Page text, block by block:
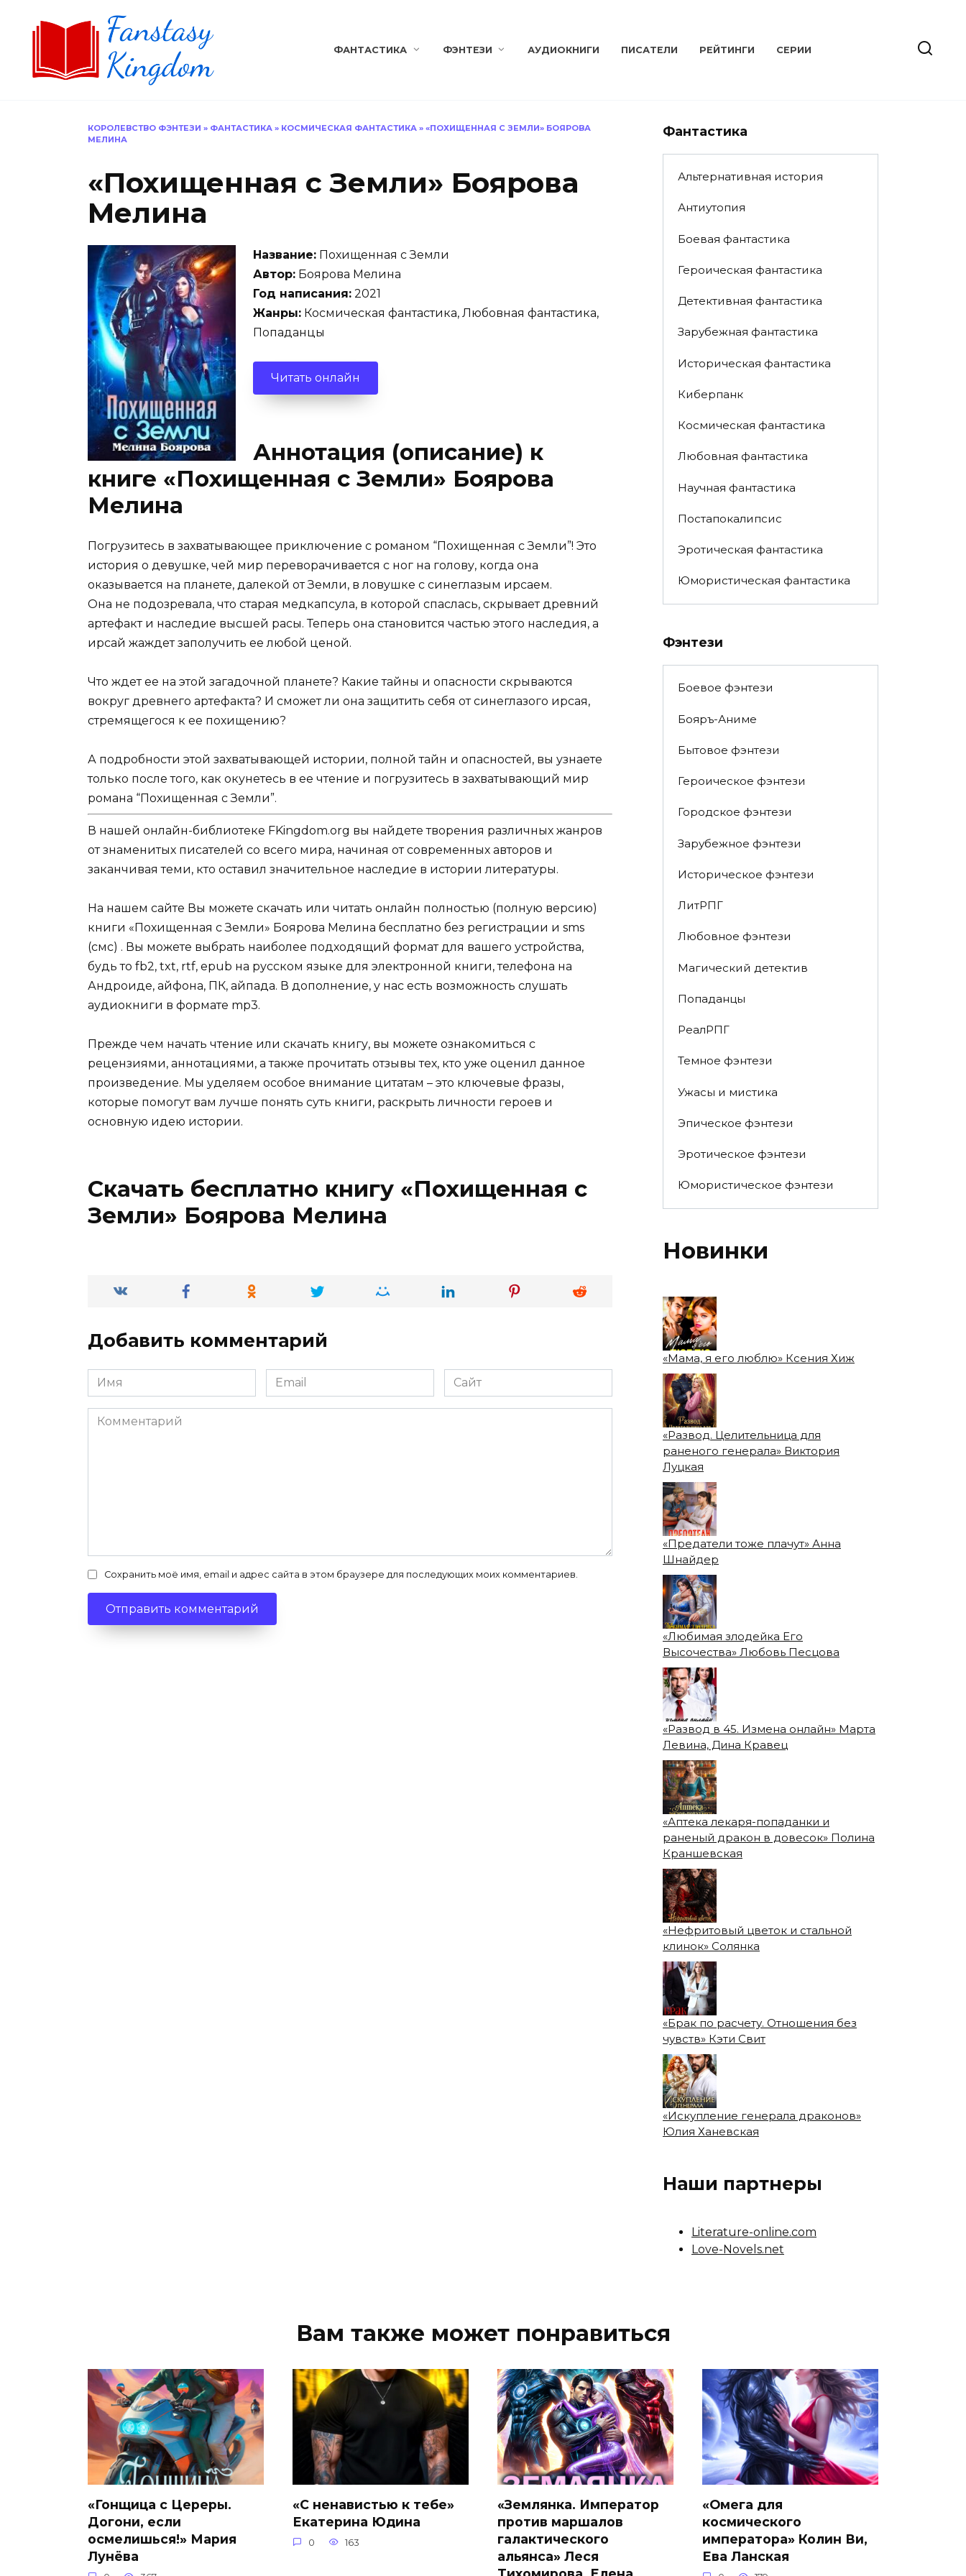
ФАНТАСТИКА ФЭНТЕЗИ АУДИОКНИГИ ПИСАТЕЛИ РЕЙТИНГИ СЕРИИ
КОРОЛЕВСТВО ФЭНТЕЗИ » ФАНТАСТИКА » КОСМИЧЕСКАЯ ФАНТАСТИКА » «ПОХИЩЕННАЯ С ЗЕМЛИ» БОЯРОВА
МЕЛИНА
«Похищенная с Земли» Боярова
Мелина
Название: Похищенная с Земли
Автор: Боярова Мелина
Год написания: 2021
Жанры: Космическая фантастика, Любовная фантастика,
Попаданцы
Читать онлайн
Аннотация (описание) к
книге «Похищенная с Земли» Боярова
Мелина
Погрузитесь в захватывающее приключение с романом “Похищенная с Земли”! Это
история о девушке, чей мир переворачивается с ног на голову, когда она
оказывается на планете, далекой от Земли, в ловушке с синеглазым ирсаем.
Она не подозревала, что старая медкапсула, в которой спаслась, скрывает древний
артефакт и наследие высшей расы. Теперь она становится частью этого наследия, а
ирсай жаждет заполучить ее любой ценой.
Что ждет ее на этой загадочной планете? Какие тайны и опасности скрываются
вокруг древнего артефакта? И сможет ли она защитить себя от синеглазого ирсая,
стремящегося к ее похищению?
А подробности этой захватывающей истории, полной тайн и опасностей, вы узнаете
только после того, как окунетесь в ее чтение и погрузитесь в захватывающий мир
романа “Похищенная с Земли”.
В нашей онлайн-библиотеке FKingdom.org вы найдете творения различных жанров
от знаменитых писателей со всего мира, начиная от современных авторов и
заканчивая теми, кто оставил значительное наследие в истории литературы.
На нашем сайте Вы можете скачать или читать онлайн полностью (полную версию)
книги «Похищенная с Земли» Боярова Мелина бесплатно без регистрации и sms
(смс) . Вы можете выбрать наиболее подходящий формат для вашего устройства,
будь то fb2, txt, rtf, epub на русском языке для электронной книги, телефона на
Андроиде, айфона, ПК, айпада. В дополнение, у нас есть возможность слушать
аудиокниги в формате mp3.
Прежде чем начать чтение или скачать книгу, вы можете ознакомиться с
рецензиями, аннотациями, а также прочитать отзывы тех, кто уже оценил данное
произведение. Мы уделяем особое внимание цитатам – это ключевые фразы,
которые помогут вам лучше понять суть книги, раскрыть личности героев и
основную идею истории.
Скачать бесплатно книгу «Похищенная с
Земли» Боярова Мелина
Добавить комментарий
Имя
*
Email
*
Сайт
Комментарий
Сохранить моё имя, email и адрес сайта в этом браузере для последующих моих комментариев.
Фантастика
Альтернативная история
Антиутопия
Боевая фантастика
Героическая фантастика
Детективная фантастика
Зарубежная фантастика
Историческая фантастика
Киберпанк
Космическая фантастика
Любовная фантастика
Научная фантастика
Постапокалипсис
Эротическая фантастика
Юмористическая фантастика
Фэнтези
Боевое фэнтези
Бояръ-Аниме
Бытовое фэнтези
Героическое фэнтези
Городское фэнтези
Зарубежное фэнтези
Историческое фэнтези
ЛитРПГ
Любовное фэнтези
Магический детектив
Попаданцы
РеалРПГ
Темное фэнтези
Ужасы и мистика
Эпическое фэнтези
Эротическое фэнтези
Юмористическое фэнтези
Новинки
«Мама, я его люблю» Ксения Хиж
«Развод. Целительница для
раненого генерала» Виктория
Луцкая
«Предатели тоже плачут» Анна
Шнайдер
«Любимая злодейка Его
Высочества» Любовь Песцова
«Развод в 45. Измена онлайн» Марта
Левина, Дина Кравец
«Аптека лекаря-попаданки и
раненый дракон в довесок» Полина
Краншевская
«Нефритовый цветок и стальной
клинок» Солянка
«Брак по расчету. Отношения без
чувств» Кэти Свит
«Искупление генерала драконов»
Юлия Ханевская
Наши партнеры
Literature-online.com
Love-Novels.net
Вам также может понравиться
«Гонщица с Цереры.
Догони, если
осмелишься!» Мария
Лунёва
«С ненавистью к тебе»
Екатерина Юдина
0 163
«Землянка. Император
против маршалов
галактического
альянса» Леся
«Омега для
космического
императора» Колин Ви,
Ева Ланская